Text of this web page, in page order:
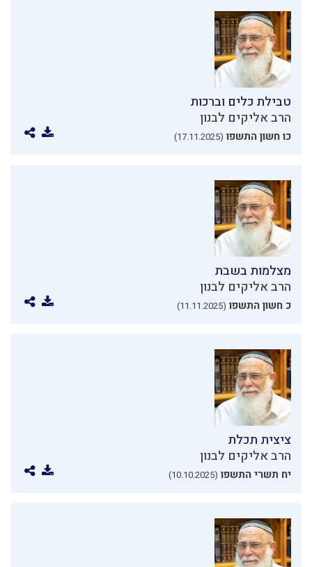
טבילת כלים וברכות
הרב אליקים לבנון
כו חשון התשפו (17.11.2025)
מצלמות בשבת
הרב אליקים לבנון
כ חשון התשפו (11.11.2025)
ציצית תכלת
הרב אליקים לבנון
יח תשרי התשפו (10.10.2025)